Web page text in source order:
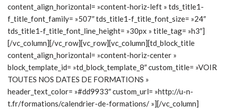
content_align_horizontal= »content-horiz-left » tds_title1-
f_title_font_family= »507″ tds_title1-f_title_font_size= »24″
tds_title1-f_title_font_line_height= »30px » title_tag= »h3″]
[/vc_column][/vc_row][vc_row][vc_column][td_block_title
content_align_horizontal= »content-horiz-center »
block_template_id= »td_block_template_8″ custom_title= »VOIR
TOUTES NOS DATES DE FORMATIONS »
header_text_color= »#dd9933″ custom_url= »http://u-n-
t.fr/formations/calendrier-de-formations/ »][/vc_column]